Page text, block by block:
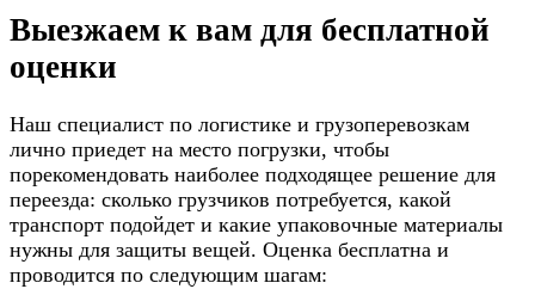
Выезжаем к вам для бесплатной
оценки
Наш специалист по логистике и грузоперевозкам
лично приедет на место погрузки, чтобы
порекомендовать наиболее подходящее решение для
переезда: сколько грузчиков потребуется, какой
транспорт подойдет и какие упаковочные материалы
нужны для защиты вещей. Оценка бесплатна и
проводится по следующим шагам: